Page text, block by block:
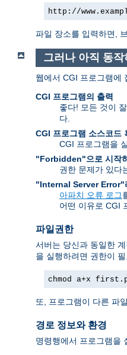
http://
파일 장소를 입력하면,
그러나 아직 동
웹에서 CGI 프로그램에
CGI 프로그램의 출력
좋다! 모든 것이
다.
CGI 프로그램 소스코
CGI 프로그램을
"Forbidden"으로 시작
권한 문제가 있다
"Internal Server Error"
아파치 오류 로그
어떤 이유로 CGI
파일권한
서버는 당신과 동일한
을 실행하려면 권한이
chmod a+x
또, 프로그램이 다른 파
경로 정보와 환경
명령행에서 프로그램을